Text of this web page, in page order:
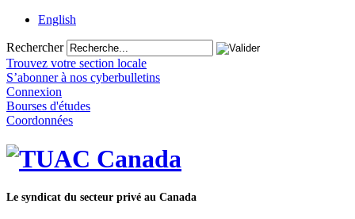
English
Rechercher
Trouvez votre section locale
S’abonner à nos cyberbulletins
Connexion
Bourses d'études
Coordonnées
Le syndicat du secteur privé au Canada